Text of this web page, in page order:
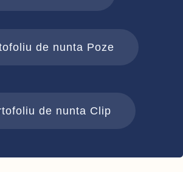
de nunta Poze
de nunta Clip